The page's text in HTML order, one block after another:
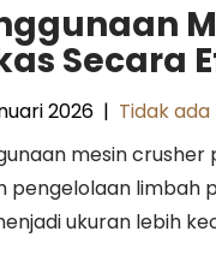
Secara
2026 | Tidak
mesin
pengelolaan limbah
ukuran lebih